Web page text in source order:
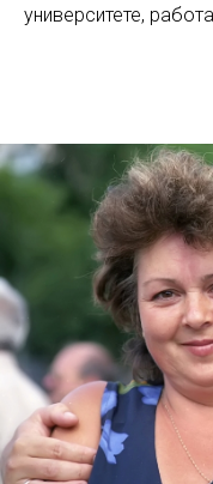
университете,